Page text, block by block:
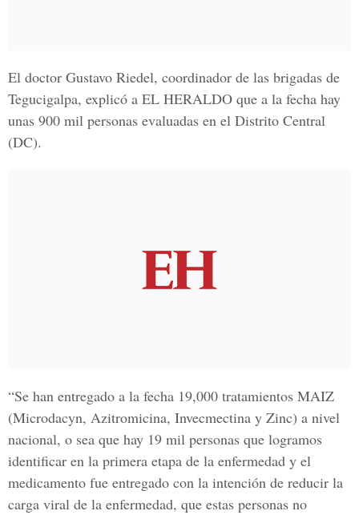
El doctor Gustavo Riedel, coordinador de las brigadas de
Tegucigalpa, explicó a EL HERALDO que a la fecha hay
unas 900 mil personas evaluadas en el Distrito Central
(DC).
“Se han entregado a la fecha 19,000 tratamientos MAIZ
(Microdacyn, Azitromicina, Invecmectina y Zinc) a nivel
nacional, o sea que hay 19 mil personas que logramos
identificar en la primera etapa de la enfermedad y el
medicamento fue entregado con la intención de reducir la
carga viral de la enfermedad, que estas personas no